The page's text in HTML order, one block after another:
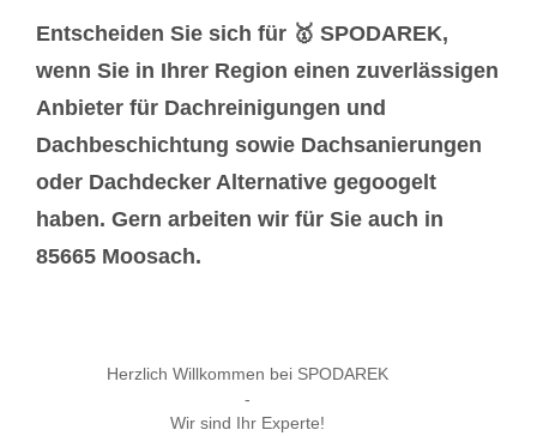
Entscheiden Sie sich für 🥇 SPODAREK,
wenn Sie in Ihrer Region einen zuverlässigen
Anbieter für Dachreinigungen und
Dachbeschichtung sowie Dachsanierungen
oder Dachdecker Alternative gegoogelt
haben. Gern arbeiten wir für Sie auch in
85665 Moosach.
Herzlich Willkommen bei SPODAREK
-
Wir sind Ihr Experte!